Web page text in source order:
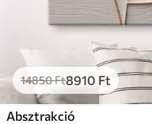
14850Ft8910 Ft
Absztrakció